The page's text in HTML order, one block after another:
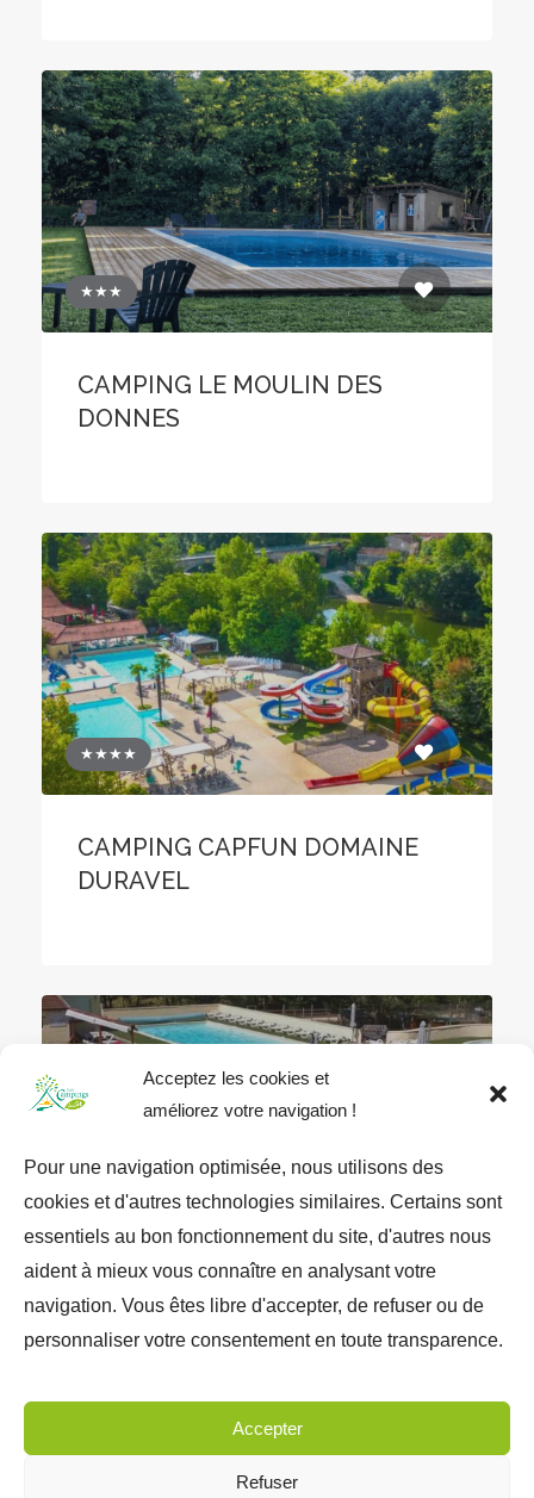
Acceptez les cookies et
améliorez votre navigation !
Pour une navigation optimisée, nous utilisons des
cookies et d'autres technologies similaires. Certains sont
essentiels au bon fonctionnement du site, d'autres nous
aident à mieux vous connaître en analysant votre
navigation. Vous êtes libre d'accepter, de refuser ou de
personnaliser votre consentement en toute transparence.
Accepter
Refuser
★★★
CAMPING LE MOULIN DES
DONNES
★★★★
CAMPING CAPFUN DOMAINE
DURAVEL
CAMPING LES 3 SOURCES